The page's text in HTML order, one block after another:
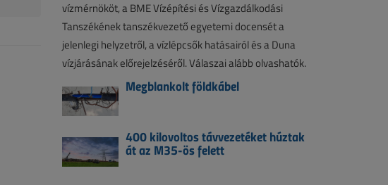
vízmérnököt, a BME Vízépítési és Vízgazdálkodási
Tanszékének tanszékvezető egyetemi docensét a
jelenlegi helyzetről, a vízlépcsők hatásairól és a Duna
vízjárásának előrejelzéséről. Válaszai alább olvashatók.
Megblankolt földkábel
400 kilovoltos távvezetéket húztak
át az M35-ös felett